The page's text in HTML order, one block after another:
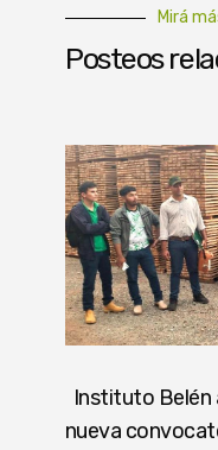
Mirá
Posteos
Instituto Belén
nueva